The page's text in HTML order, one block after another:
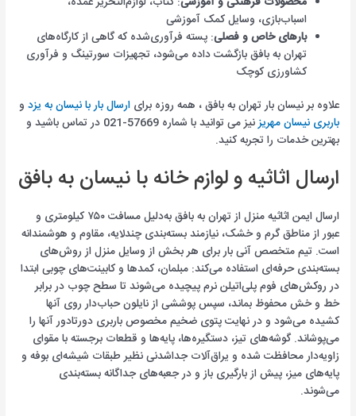
اسباب‌بازی، وسایل کمک آموزشی
بارهای خاص و فصلی: پسته فرآوری‌شده که گاهی از کارگاه‌های
تهران به بافق بازگشت داده می‌شود، تجهیزات سورتینگ و فرآوری
کشاورزی کوچک
علاوه بر نیسان بار تهران به بافق ، همه روزه برایارسال بار با نیسان به یزد و
باربری نیسان مهریز
نیز می توانید با شماره 57669-021 در تماس باشید و
بهترین خدمات را تجربه کنید.
ارسال اثاثیه و لوازم خانه با نیسان به بافق
ارسال ایمن اثاثیه منزل از تهران به بافق به‌دلیل مسافت ۷۵۰ کیلومتری و
عبور از مناطق گرم و خشک، نیازمند بسته‌بندی چندلایه، مقاوم و هوشمندانه
است. تیم متخصص آنی بار برای هر بخش از وسایل منزل از روش‌های
بسته‌بندی حرفه‌ای استفاده می‌کند: مبلمان، کمدها و کابینت‌های چوبی ابتدا
در روکش‌های فوم پلی‌اتیلن نرم پیچیده می‌شوند تا سطح چوب در برابر
خط و خش محفوظ بماند، سپس پوششی از نایلون حباب‌دار روی آنها
کشیده می‌شود و در نهایت پتوی ضخیم مخصوص باربری دورتادور آنها را
می‌پوشاند. گوشه‌های تیز، دستگیره‌ها، پایه‌ها و قطعات برجسته با مقوای
زاویه‌دار محافظت شده و یراق‌آلات جداشدنی نظیر طبقات شیشه‌ای بوفه و
پایه‌های میز، پیش از بارگیری باز و در جعبه‌های جداگانه بسته‌بندی
می‌شوند.